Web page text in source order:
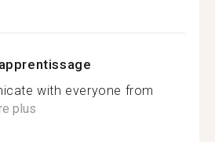
with everyone from
plus